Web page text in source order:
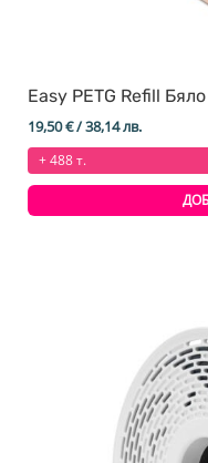
Easy PETG Refill
19,50€/ 38,14 лв.
+ 488 т.